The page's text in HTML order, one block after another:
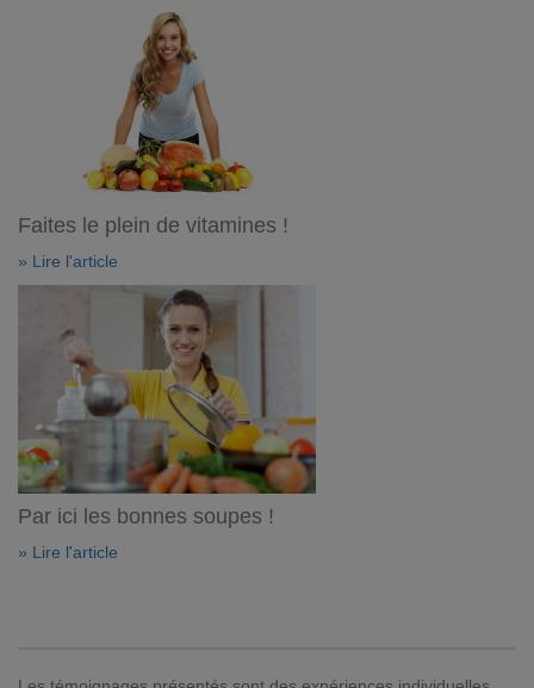
Faites le plein de vitamines !
» Lire l'article
Par ici les bonnes soupes !
» Lire l'article